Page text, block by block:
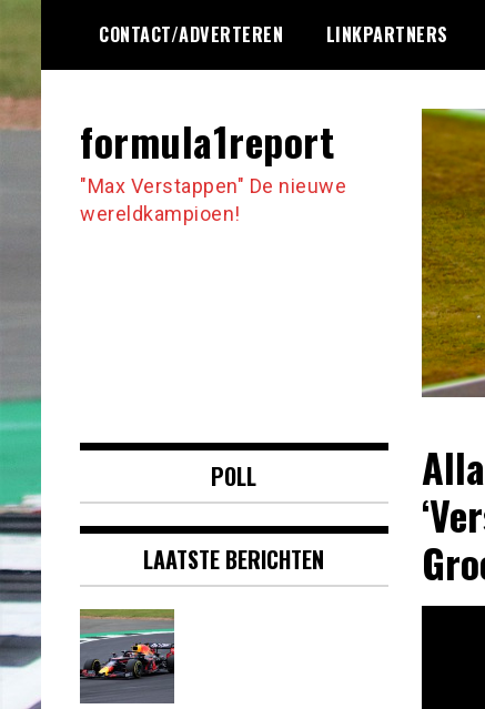
de
inhoud
CONTACT/ADVERTEREN LINKPARTNERS
formula1report
"Max Verstappen" De nieuwe
wereldkampioen!
POLL
LAATSTE BERICHTEN